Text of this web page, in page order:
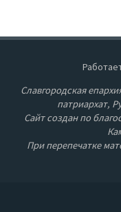
Славгородская
патриархат,
Сайт создан по
При перепечатке